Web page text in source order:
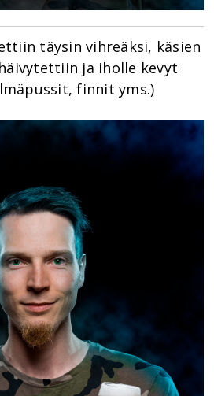
täysin vihreäksi, käsien
ja iholle kevyt
finnit yms.)